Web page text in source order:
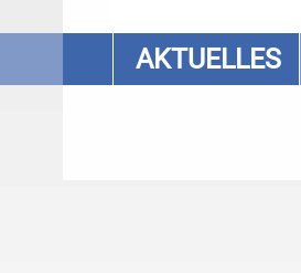
AKTUELLES